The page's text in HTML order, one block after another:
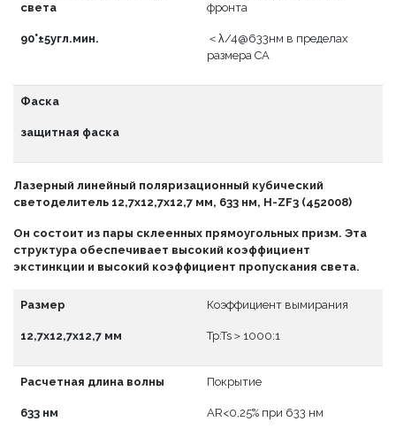
света
90°±5угл.мин.
фронта
＜λ/4@633нм в пределах
размера CA
Фаска
защитная фаска
Лазерный линейный поляризационный кубический
светоделитель 12,7x12,7x12,7 мм, 633 нм, H-ZF3 (452008)
Он состоит из пары склеенных прямоугольных призм. Эта
структура обеспечивает высокий коэффициент
экстинкции и высокий коэффициент пропускания света.
Размер
12,7x12,7x12,7 мм
Коэффициент вымирания
Tp:Ts＞1000:1
Расчетная длина волны
633 нм
Покрытие
АR<0,25% при 633 нм